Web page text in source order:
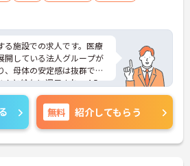
る施設での求人です。医療
開している法人グループが
、母体の安定感は抜群で
んと給与に還元され、4.5ヶ
ざいます。
お問い合わせ下さい。
無料 紹介してもらう